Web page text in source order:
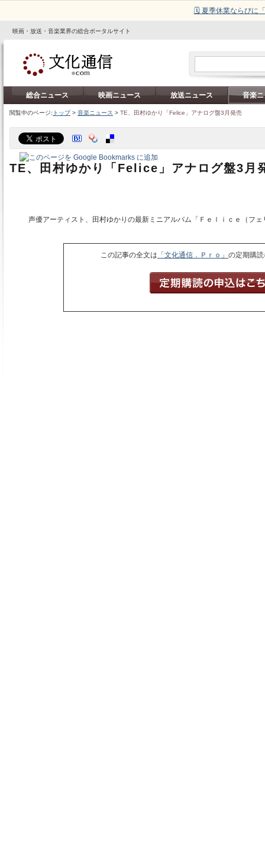
🗓️ 夏季休業ならびに
映画・放送・音楽業界の総合ポータルサイト
総合ニュース 映画ニュース 放送ニュース 音楽
閲覧中のページ: トップ> 音楽ニュース > TE、田村ゆかり「Felice」アナログ盤3月発売
TE、田村ゆかり「Felice」アナログ盤3月
声優アーティスト、田村ゆかりの最新ミニアルバム「Ｆｅｌｉｃｅ（フ
この記事の全文は 「文化通信．Ｐｒｏ」の定期購